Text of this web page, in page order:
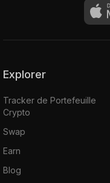
Explorer
Tracker de Portefeuille
Crypto
Swap
Earn
Blog